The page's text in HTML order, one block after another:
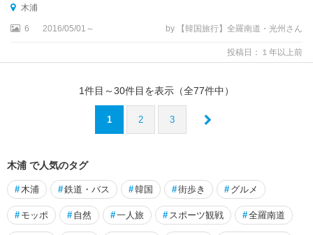
木浦
6 2016/05/01～ by 【韓国旅行】全羅南道・光州さん
投稿日：１年以上前
1件目～30件目を表示（全77件中）
1 2 3
木浦 で人気のタグ
#木浦 #鉄道・バス #韓国 #街歩き # グルメ
# モッポ # 自然 #一人旅 # スポーツ観戦 #全羅南道